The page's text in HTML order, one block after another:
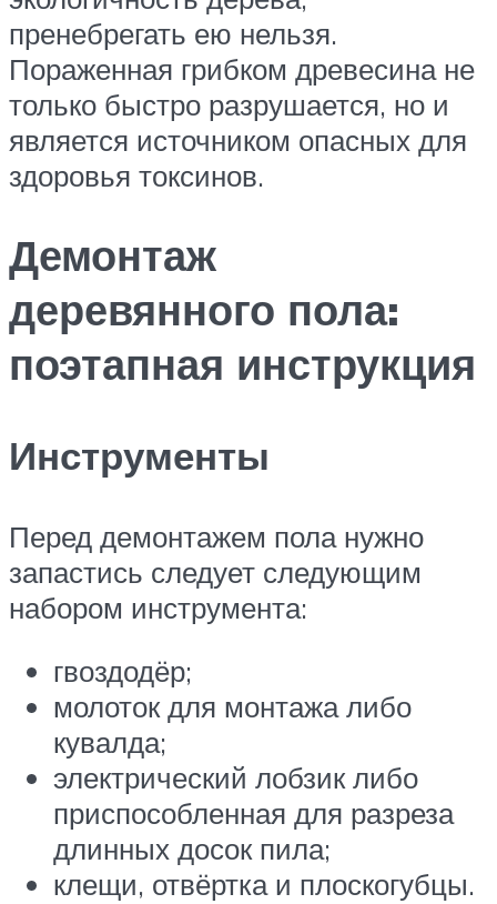
пренебрегать ею нельзя.
Пораженная грибком древесина не
только быстро разрушается, но и
является источником опасных для
здоровья токсинов.
Демонтаж
деревянного пола:
поэтапная инструкция
Инструменты
Перед демонтажем пола нужно
запастись следует следующим
набором инструмента:
гвоздодёр;
молоток для монтажа либо
кувалда;
электрический лобзик либо
приспособленная для разреза
длинных досок пила;
клещи, отвёртка и плоскогубцы.